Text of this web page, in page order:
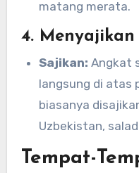
matang merata.
4.
Sajikan: Angkat
langsung di atas
biasanya
Uzbekistan,
Tempat-